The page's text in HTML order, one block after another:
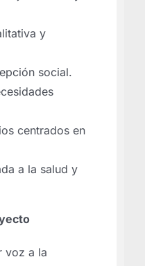
y
social.
centrados en
a la salud y
voz a la